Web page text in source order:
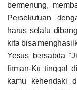
bermenung,
Persekutuan
harus selalu
kita bisa
Yesus bersabda
firman-Ku tinggal
kamu kehendaki